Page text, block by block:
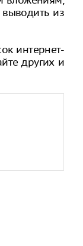
из
интернет-
других и